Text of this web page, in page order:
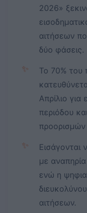
2026»
αιτήσεων
δύο φάσεις.
✨
Το 70% του
Απρίλιο για
περιόδου
προορισμών
✨
Εισάγονται
με
ενώ η
αιτήσεων.